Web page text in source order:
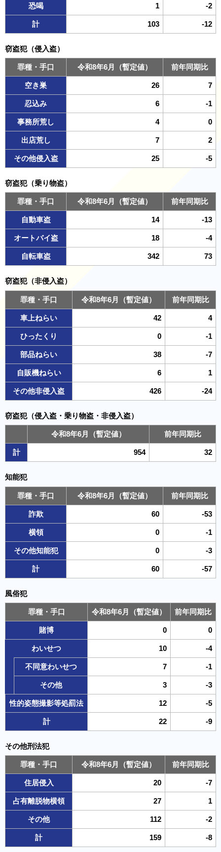
恐喝 1 -2
計 103 -12
窃盗犯（侵入盗）
罪種・手口 令和8年6月（暫定値） 前年同期比
空き巣 26 7
忍込み 6 -1
事務所荒し 4 0
出店荒し 7 2
その他侵入盗 25 -5
窃盗犯（乗り物盗）
罪種・手口 令和8年6月（暫定値） 前年同期比
自動車盗 14 -13
オートバイ盗 18 -4
自転車盗 342 73
窃盗犯（非侵入盗）
罪種・手口 令和8年6月（暫定値） 前年同期比
車上ねらい 42 4
ひったくり 0 -1
部品ねらい 38 -7
自販機ねらい 6 1
その他非侵入盗 426 -24
窃盗犯（侵入盗・乗り物盗・非侵入盗）
令和8年6月（暫定値） 前年同期比
計 954 32
知能犯
罪種・手口 令和8年6月（暫定値） 前年同期比
詐欺 60 -53
横領 0 -1
その他知能犯 0 -3
計 60 -57
風俗犯
罪種・手口 令和8年6月（暫定値） 前年同期比
賭博 0 0
わいせつ 10 -4
不同意わいせつ 7 -1
その他 3 -3
性的姿態撮影等処罰法 12 -5
計 22 -9
その他刑法犯
罪種・手口 令和8年6月（暫定値） 前年同期比
住居侵入 20 -7
占有離脱物横領 27 1
その他 112 -2
計 159 -8